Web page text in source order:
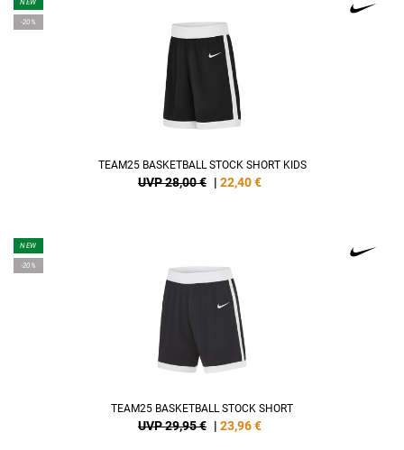
NEW
-20%
TEAM25 BASKETBALL STOCK SHORT KIDS
UVP 28,00 € | 22,40€
NEW
-20%
TEAM25 BASKETBALL STOCK SHORT
UVP 29,95 € | 23,96€